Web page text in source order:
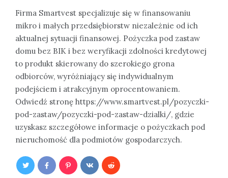
Firma Smartvest specjalizuje się w finansowaniu
mikro i małych przedsiębiorstw niezależnie od ich
aktualnej sytuacji finansowej. Pożyczka pod zastaw
domu bez BIK i bez weryfikacji zdolności kredytowej
to produkt skierowany do szerokiego grona
odbiorców, wyróżniający się indywidualnym
podejściem i atrakcyjnym oprocentowaniem.
Odwiedź stronę https://www.smartvest.pl/pozyczki-
pod-zastaw/pozyczki-pod-zastaw-dzialki/, gdzie
uzyskasz szczegółowe informacje o pożyczkach pod
nieruchomość dla podmiotów gospodarczych.